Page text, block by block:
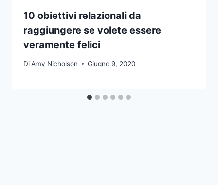
10 obiettivi relazionali da
raggiungere se volete essere
veramente felici
DiAmy Nicholson Giugno 9, 2020